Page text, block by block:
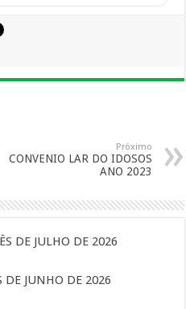
Próximo
CONVENIO LAR DO IDOSOS
ANO 2023
DE JULHO DE 2026
DE JUNHO DE 2026